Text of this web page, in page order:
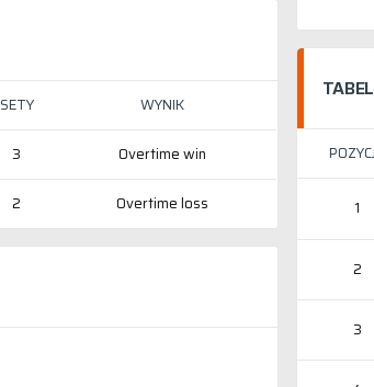
SETY WYNIK
3 Overtime win
2 Overtime loss 1
2
3